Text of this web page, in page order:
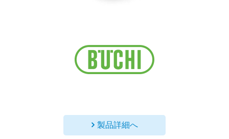
製品詳細へ